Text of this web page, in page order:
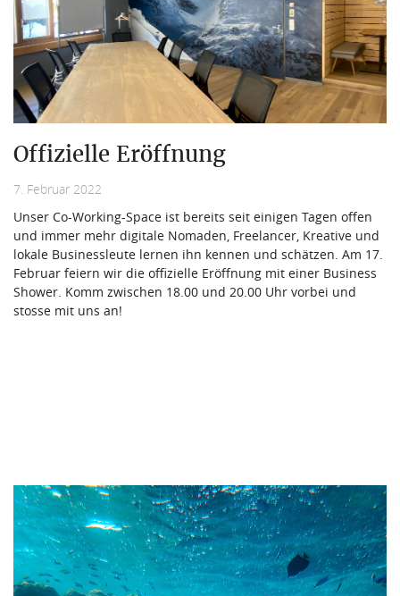
Offizielle Eröffnung
7. Februar 2022
Unser Co-Working-Space ist bereits seit einigen Tagen offen
und immer mehr digitale Nomaden, Freelancer, Kreative und
lokale Businessleute lernen ihn kennen und schätzen. Am 17.
Februar feiern wir die offizielle Eröffnung mit einer Business
Shower. Komm zwischen 18.00 und 20.00 Uhr vorbei und
stosse mit uns an!